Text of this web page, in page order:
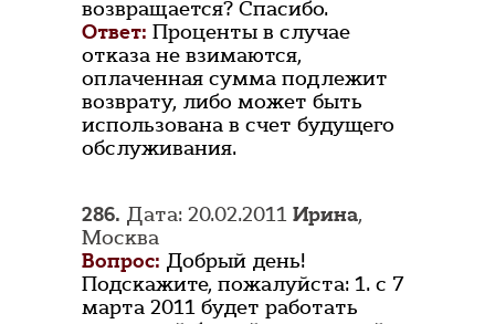
возвращается? Спасибо.
Ответ: Проценты в случае
отказа не взимаются,
оплаченная сумма подлежит
возврату, либо может быть
использована в счет будущего
обслуживания.
286. Дата: 20.02.2011 Ирина,
Москва
Вопрос: Добрый день!
Подскажите, пожалуйста: 1. с 7
марта 2011 будет работать